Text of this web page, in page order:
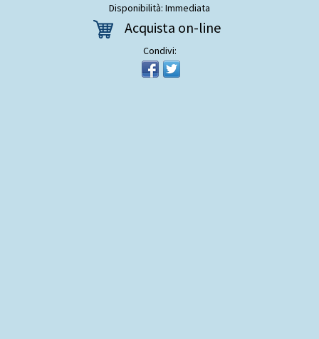
Disponibilità: Immediata
Acquista on-line
Condivi: